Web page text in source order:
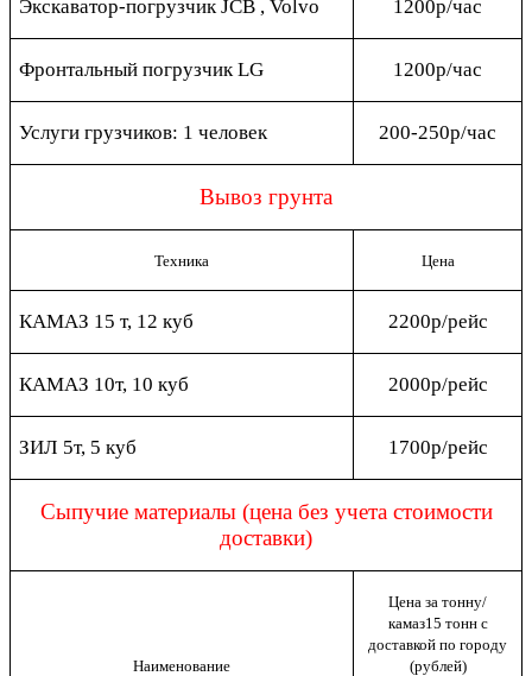
Экскаватор-погрузчик JCB , Volvo 1200р/час
Фронтальный погрузчик LG 1200р/час
Услуги грузчиков: 1 человек 200-250р/час
Вывоз грунта
Техника Цена
КАМАЗ 15 т, 12 куб 2200р/рейс
КАМАЗ 10т, 10 куб 2000р/рейс
ЗИЛ 5т, 5 куб 1700р/рейс
Сыпучие материалы (цена без учета стоимости
доставки)
Наименование
Цена за тонну/
камаз15 тонн с
доставкой по городу
(рублей)